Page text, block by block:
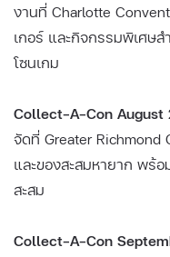
งานที่ Charlotte
เกอร์ และกิจกรรมพิเศษ
โซนเกม
Collect-A-Con August
จัดที่ Greater
และของสะสมหายาก พร้
สะสม
Collect-A-Con